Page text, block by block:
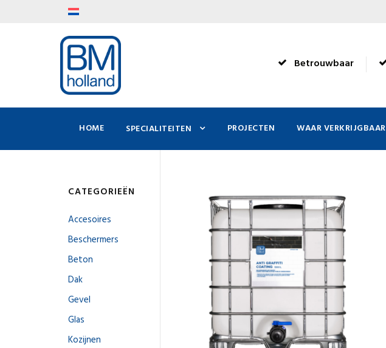
Betrouwbaar
HOME SPECIALITEITEN PROJECTEN WAAR VERKRIJGBAAR
CATEGORIEËN
Accesoires
Beschermers
Beton
Dak
Gevel
Glas
Kozijnen